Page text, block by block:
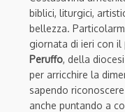
biblici, liturgici,
bellezza.
giornata di ieri con il
Peruffo, della
per arricchire la
sapendo
anche puntando a